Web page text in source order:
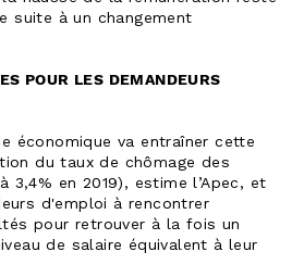
suite à un changement
POUR LES DEMANDEURS
économique va entraîner cette
du taux de chômage des
3,4% en 2019), estime l’Apec, et
d'emploi à rencontrer
pour retrouver à la fois un
de salaire équivalent à leur